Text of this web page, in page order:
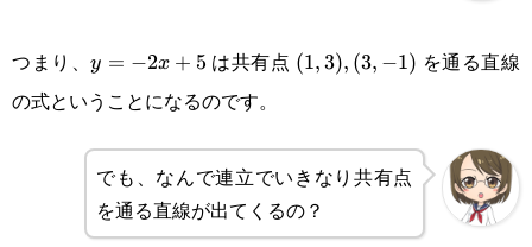
つまり、y=-2x+5
y = −2x + 5 は共有点 (1,3),
(1,3), (3, −1) を通る直線
の式ということになるのです。
でも、なんで連立でいきなり共有点
を通る直線が出てくるの？